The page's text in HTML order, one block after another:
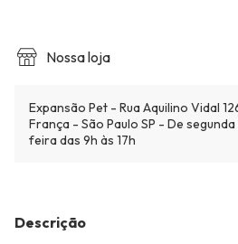
Nossa loja
Expansão Pet - Rua Aquilino Vidal
França - São Paulo SP - De
feira das 9h às 17h
Descrição